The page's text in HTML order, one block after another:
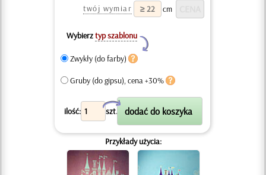
twój wymiar
cm
Wybierztyp szablonu
Y
Zwykły (do farby)
Gruby (do gipsu), cena +30%
ilość: szt.
X
Przykłady użycia: